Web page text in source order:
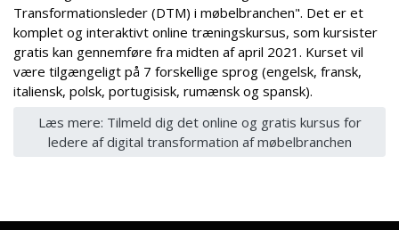
Transformationsleder (DTM) i møbelbranchen". Det er et
komplet og interaktivt online træningskursus, som kursister
gratis kan gennemføre fra midten af april 2021. Kurset vil
være tilgængeligt på 7 forskellige sprog (engelsk, fransk,
italiensk, polsk, portugisisk, rumænsk og spansk).
Læs mere: Tilmeld dig det online og gratis kursus for
ledere af digital transformation af møbelbranchen